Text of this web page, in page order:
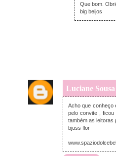
Que bom.
big beijos
Luciane Sousa
Acho que conheço
pelo convite ,
também as leitoras
bjuss flor